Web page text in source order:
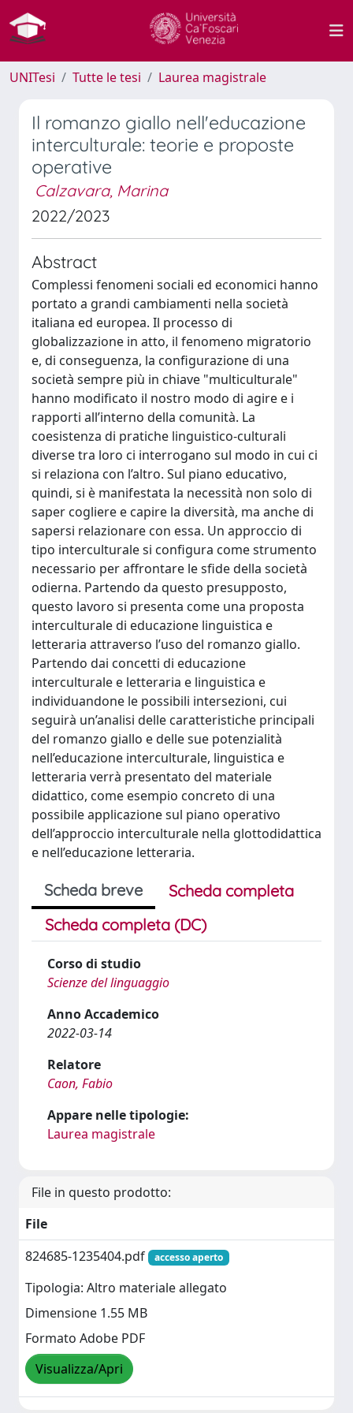
UNITesi Tutte le tesi Laurea magistrale
Il romanzo giallo nell'educazione
interculturale: teorie e proposte
operative
Calzavara, Marina
2022/2023
Abstract
Complessi fenomeni sociali ed economici hanno
portato a grandi cambiamenti nella società
italiana ed europea. Il processo di
globalizzazione in atto, il fenomeno migratorio
e, di conseguenza, la configurazione di una
società sempre più in chiave "multiculturale"
hanno modificato il nostro modo di agire e i
rapporti all’interno della comunità. La
coesistenza di pratiche linguistico-culturali
diverse tra loro ci interrogano sul modo in cui ci
si relaziona con l’altro. Sul piano educativo,
quindi, si è manifestata la necessità non solo di
saper cogliere e capire la diversità, ma anche di
sapersi relazionare con essa. Un approccio di
tipo interculturale si configura come strumento
necessario per affrontare le sfide della società
odierna. Partendo da questo presupposto,
questo lavoro si presenta come una proposta
interculturale di educazione linguistica e
letteraria attraverso l’uso del romanzo giallo.
Partendo dai concetti di educazione
interculturale e letteraria e linguistica e
individuandone le possibili intersezioni, cui
seguirà un’analisi delle caratteristiche principali
del romanzo giallo e delle sue potenzialità
nell’educazione interculturale, linguistica e
letteraria verrà presentato del materiale
didattico, come esempio concreto di una
possibile applicazione sul piano operativo
dell’approccio interculturale nella glottodidattica
e nell’educazione letteraria.
Scheda breve
Scheda completa
Scheda completa (DC)
Corso di studio
Scienze del linguaggio
Anno Accademico
2022-03-14
Relatore
Caon, Fabio
Appare nelle tipologie:
Laurea magistrale
File in questo prodotto:
File
824685-1235404.pdf
accesso aperto
Tipologia: Altro materiale allegato
Dimensione 1.55 MB
Formato Adobe PDF
Visualizza/Apri